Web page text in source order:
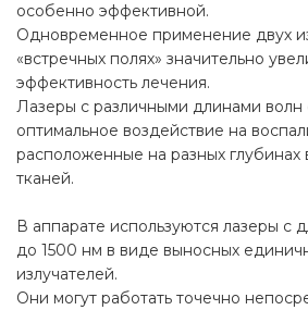
особенно эффективной.
Одновременное применение двух
«встречных полях» значительно
эффективность лечения.
Лазеры с различными длинами
оптимальное воздействие на
расположенные на разных глубинах
тканей.
В аппарате используются лазеры с
до 1500 нм в виде выносных
излучателей.
Они могут работать точечно